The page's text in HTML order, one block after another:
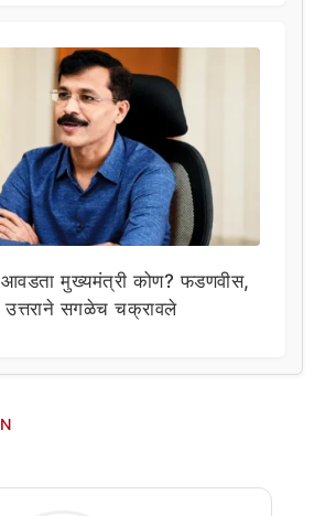
आवडता मुख्यमंत्री कोण? फडणवीस,
उत्तराने सगळेच चक्रावले